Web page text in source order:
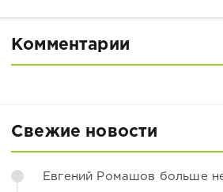
Комментарии
Свежие новости
Евгений Ромашов больше